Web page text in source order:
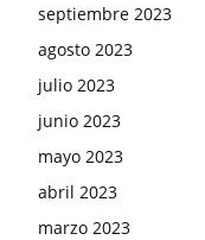
septiembre 2023
agosto 2023
julio 2023
junio 2023
mayo 2023
abril 2023
marzo 2023